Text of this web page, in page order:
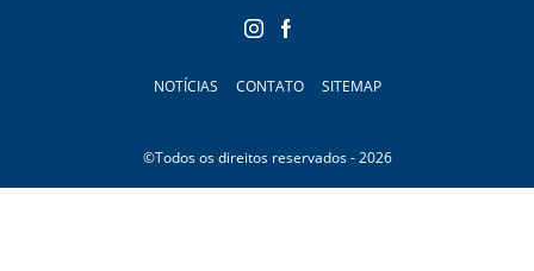
NOTÍCIAS CONTATO SITEMAP
©Todos os direitos reservados - 2026